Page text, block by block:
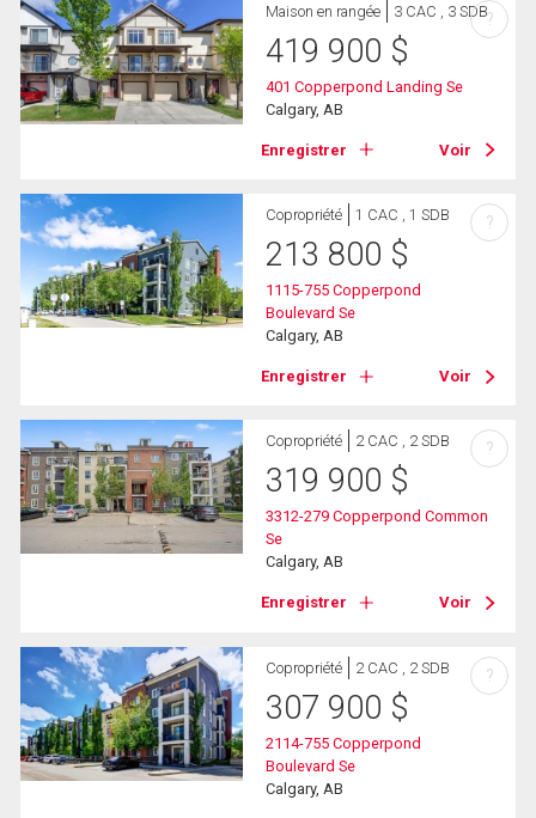
Maison en rangée 3 CAC , 3 SDB
419 900 $
401 Copperpond Landing Se
Calgary, AB
Enregistrer Voir
?
Copropriété 1 CAC , 1 SDB
213 800 $
1115-755 Copperpond
Boulevard Se
Calgary, AB
Enregistrer Voir
?
Copropriété 2 CAC , 2 SDB
319 900 $
3312-279 Copperpond Common
Se
Calgary, AB
Enregistrer Voir
?
Copropriété 2 CAC , 2 SDB
307 900 $
2114-755 Copperpond
Boulevard Se
Calgary, AB
?